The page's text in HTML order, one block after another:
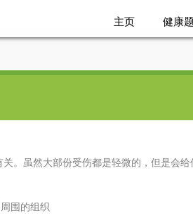
主页 健康
。虽然大部份受伤都是轻微的，但是会
围的组织